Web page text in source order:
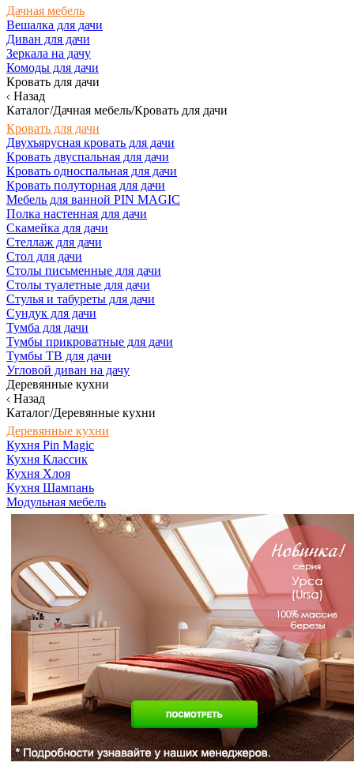
Дачная мебель
Вешалка для дачи
Диван для дачи
Зеркала на дачу
Комоды для дачи
Кровать для дачи
Назад
Каталог/Дачная мебель/Кровать для дачи
Кровать для дачи
Двухъярусная кровать для дачи
Кровать двуспальная для дачи
Кровать односпальная для дачи
Кровать полуторная для дачи
Мебель для ванной PIN MAGIC
Полка настенная для дачи
Скамейка для дачи
Стеллаж для дачи
Стол для дачи
Столы письменные для дачи
Столы туалетные для дачи
Стулья и табуреты для дачи
Сундук для дачи
Тумба для дачи
Тумбы прикроватные для дачи
Тумбы ТВ для дачи
Угловой диван на дачу
Деревянные кухни
Назад
Каталог/Деревянные кухни
Деревянные кухни
Кухня Pin Magic
Кухня Классик
Кухня Хлоя
Кухня Шампань
Модульная мебель